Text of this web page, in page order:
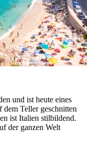
und ist heute eines
Teller geschnitten
ist Italien stilbildend.
der ganzen Welt